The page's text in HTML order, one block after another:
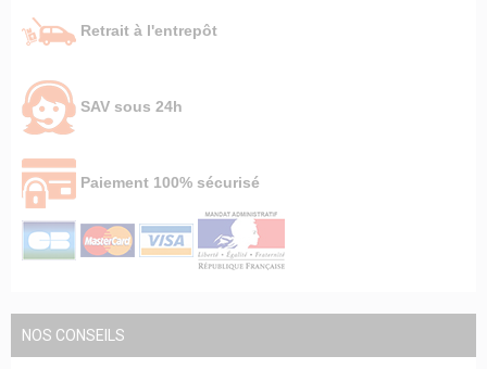
Retrait à l'entrepôt
SAV sous 24h
Paiement 100% sécurisé
NOS CONSEILS